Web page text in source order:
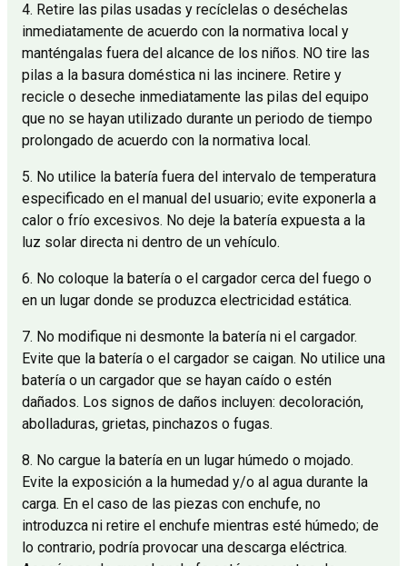
4. Retire las pilas usadas y recíclelas o deséchelas
inmediatamente de acuerdo con la normativa local y
manténgalas fuera del alcance de los niños. NO tire las
pilas a la basura doméstica ni las incinere. Retire y
recicle o deseche inmediatamente las pilas del equipo
que no se hayan utilizado durante un periodo de tiempo
prolongado de acuerdo con la normativa local.
5. No utilice la batería fuera del intervalo de temperatura
especificado en el manual del usuario; evite exponerla a
calor o frío excesivos. No deje la batería expuesta a la
luz solar directa ni dentro de un vehículo.
6. No coloque la batería o el cargador cerca del fuego o
en un lugar donde se produzca electricidad estática.
7. No modifique ni desmonte la batería ni el cargador.
Evite que la batería o el cargador se caigan. No utilice una
batería o un cargador que se hayan caído o estén
dañados. Los signos de daños incluyen: decoloración,
abolladuras, grietas, pinchazos o fugas.
8. No cargue la batería en un lugar húmedo o mojado.
Evite la exposición a la humedad y/o al agua durante la
carga. En el caso de las piezas con enchufe, no
introduzca ni retire el enchufe mientras esté húmedo; de
lo contrario, podría provocar una descarga eléctrica.